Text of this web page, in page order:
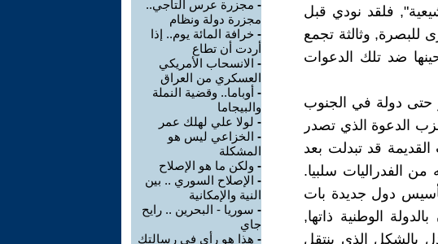
فلقد نودي قبل
للبصرة, وثالثة تجمع
ضد تلك الدعوات
حتى دولة في الجنوب
الدعوة الذي تصدر
قد تبدلت بعد
الفدراليات سلبيا.
دول جديدة بات
الوطنية ذاتها,
بالشكل الذي ينتقل
- مجزرة عرس التاجي..
مجزرة دولة ونظام
- خرافة المائة يوم.. إذا
أردت أن تطاع
- الانسحاب الأمريكي
العسكري من العراق
- أوباما.. وقضية النملة
والبيجاما
- لولا علي لهلك عمر
- الخزاعي ليس هو
المشكلة
- ولكن ما هو الإصلاح
- الإصلاح السوري .. بين
النية والإمكانية
- سوريا - البحرين .. رايح
جاي
- هذا هو رأيِ في رسالتك